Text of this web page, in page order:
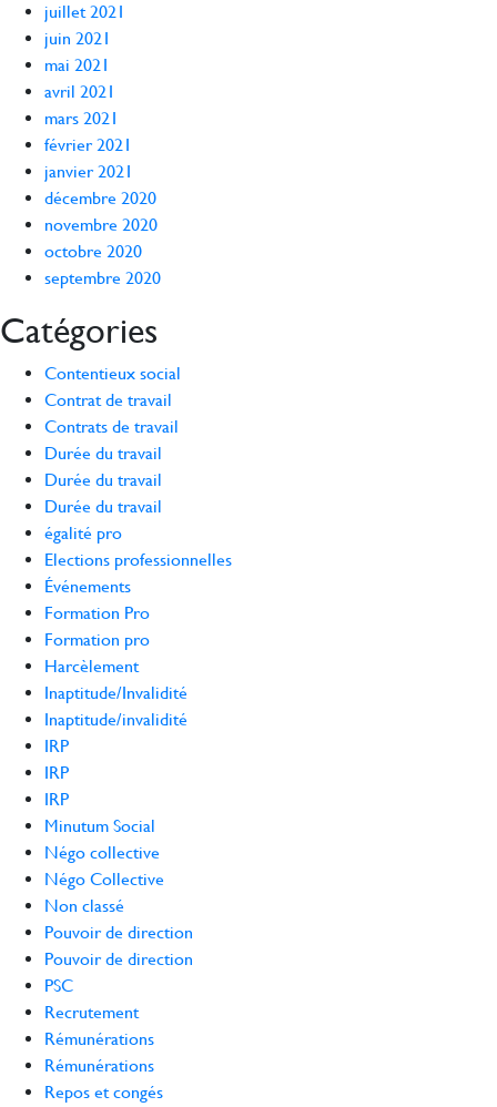
juillet 2021
juin 2021
mai 2021
avril 2021
mars 2021
février 2021
janvier 2021
décembre 2020
novembre 2020
octobre 2020
septembre 2020
Catégories
Contentieux social
Contrat de travail
Contrats de travail
Durée du travail
Durée du travail
Durée du travail
égalité pro
Elections professionnelles
Événements
Formation Pro
Formation pro
Harcèlement
Inaptitude/Invalidité
Inaptitude/invalidité
IRP
IRP
IRP
Minutum Social
Négo collective
Négo Collective
Non classé
Pouvoir de direction
Pouvoir de direction
PSC
Recrutement
Rémunérations
Rémunérations
Repos et congés